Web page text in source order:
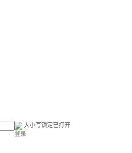
大小写锁定已打开
登录